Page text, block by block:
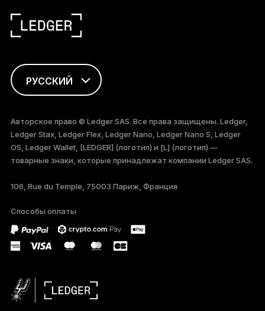
РУССКИЙ
FRANÇAIS
TÜRKÇE
DEUTSCH
PORTUGUÊS
ESPAÑOL
日本語
Авторское право © Ledger SAS. Все права защищены. Ledger,
Ledger Stax, Ledger Flex, Ledger Nano, Ledger Nano S, Ledger
OS, Ledger Wallet, [LEDGER] (логотип) и [L] (логотип) —
товарные знаки, которые принадлежат компании Ledger SAS.
106, Rue du Temple, 75003 Париж, Франция
Способы оплаты